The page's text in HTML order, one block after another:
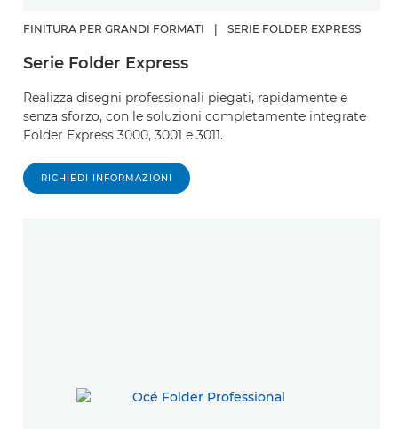
FINITURA PER GRANDI FORMATI SERIE FOLDER EXPRESS
Serie Folder Express
Realizza disegni professionali piegati, rapidamente e
senza sforzo, con le soluzioni completamente integrate
Folder Express 3000, 3001 e 3011.
RICHIEDI INFORMAZIONI